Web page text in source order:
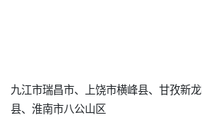
九江市瑞昌市、上饶市横峰县、甘孜新
县、淮南市八公山区